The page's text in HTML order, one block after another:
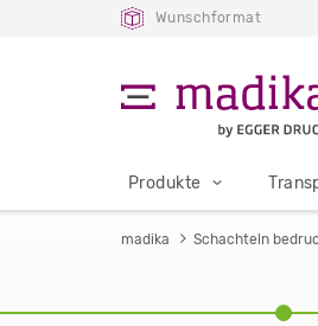
Wunschformat
Produkte
madika Schachteln